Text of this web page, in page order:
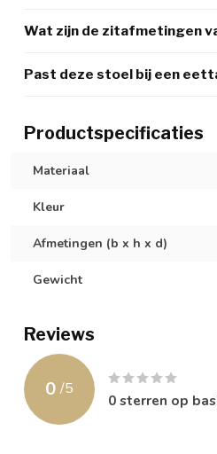
Wat zijn de zitafmetingen
Past deze stoel bij een
Productspecificaties
Materiaal
Kleur
Afmetingen (b x h x d)
Gewicht
Reviews
0 /5
0sterren op